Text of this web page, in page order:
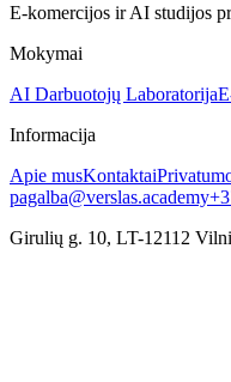
E-komercijos ir AI studijos
Mokymai
AI Darbuotojų Laboratorija
Informacija
Apie musKontaktai
pagalba@verslas.academy
Girulių g. 10, LT-12112